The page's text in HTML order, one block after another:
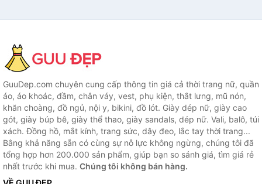
GuuDep.com chuyên cung cấp thông tin giá cả thời trang nữ, quần
áo, áo khoác, đầm, chân váy, vest, phụ kiện, thắt lưng, mũ nón,
khăn choàng, đồ ngủ, nội y, bikini, đồ lót. Giày dép nữ, giày cao
gót, giày búp bê, giày thể thao, giày sandals, dép nữ. Vali, balô, túi
xách. Đồng hồ, mắt kính, trang sức, dây đeo, lắc tay thời trang...
Bằng khả năng sẵn có cùng sự nỗ lực không ngừng, chúng tôi đã
tổng hợp hơn 200.000 sản phẩm, giúp bạn so sánh giá, tìm giá rẻ
nhất trước khi mua. Chúng tôi không bán hàng.